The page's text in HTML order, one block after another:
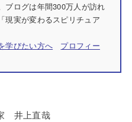
ブログは年間300万人が訪れ
現実が変わるスピリチュア
学びたい方へ
プロフィー
井上直哉